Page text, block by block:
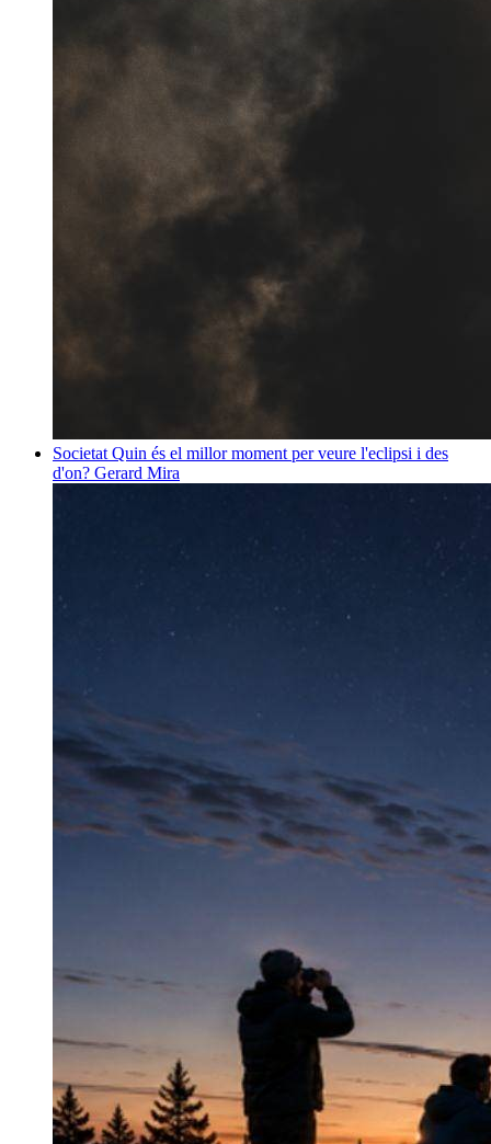
Societat Quin és el millor moment per veure l'eclipsi i des
d'on? Gerard Mira